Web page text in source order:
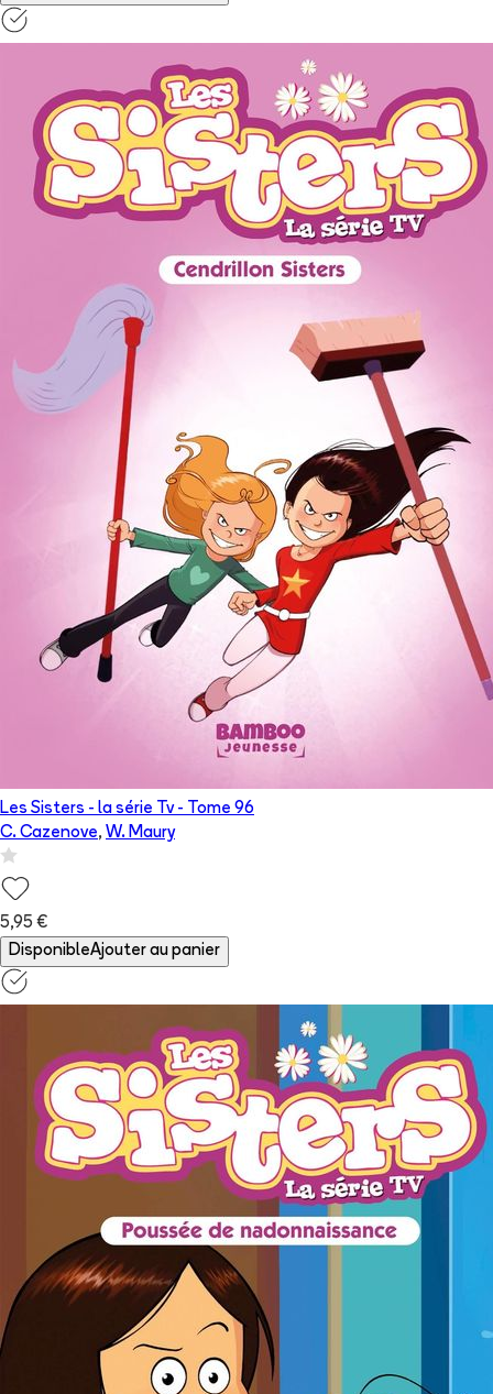
Les Sisters - la série Tv- Tome 96
C. Cazenove, W. Maury
5,95 €
DisponibleAjouter au panier